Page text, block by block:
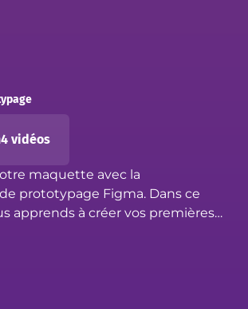
4 vidéos
maquette avec la
prototypage Figma. Dans ce
apprends à créer vos premières
Figma, et rendre l'interaction et la
entre les pages. Créez votre